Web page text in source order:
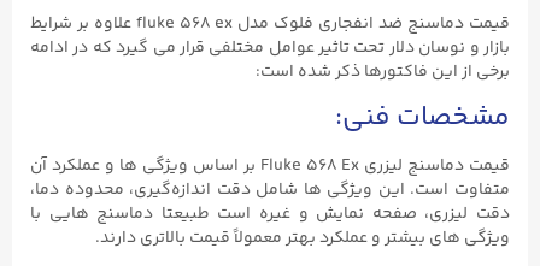
قیمت دماسنج ضد انفجاری فلوک مدل fluke ۵۶۸ ex علاوه بر شرایط
بازار و نوسان دلار تحت تاثیر عوامل مختلفی قرار می گیرد که در ادامه
برخی از این فاکتورها ذکر شده است:
مشخصات فنی:
قیمت دماسنج لیزری Fluke ۵۶۸ Ex بر اساس ویژگی‌ ها و عملکرد آن
متفاوت است. این ویژگی ها شامل دقت اندازه‌گیری، محدوده دما،
دقت لیزری، صفحه نمایش و غیره است طبیعتا دماسنج‌ هایی با
ویژگی‌ های بیشتر و عملکرد بهتر معمولاً قیمت بالاتری دارند.